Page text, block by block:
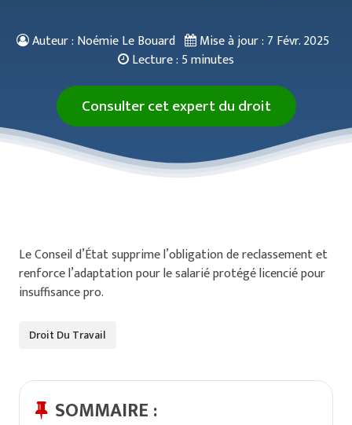
Auteur : Noémie Le Bouard Mise à jour : 7 Févr. 2025
Lecture : 5 minutes
Consulter cet expert du droit
Le Conseil d’État supprime l’obligation de reclassement et
renforce l’adaptation pour le salarié protégé licencié pour
insuffisance pro.
Droit Du Travail
SOMMAIRE :